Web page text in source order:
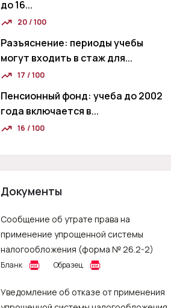
до 16...
20 / 100
Разъяснение: периоды учебы
могут входить в стаж для...
17 / 100
Пенсионный фонд: учеба до 2002
года включается в...
16 / 100
Документы
Сообщение об утрате права на
применение упрощенной системы
налогообложения (форма № 26.2-2)
Бланк Образец
Уведомление об отказе от применения